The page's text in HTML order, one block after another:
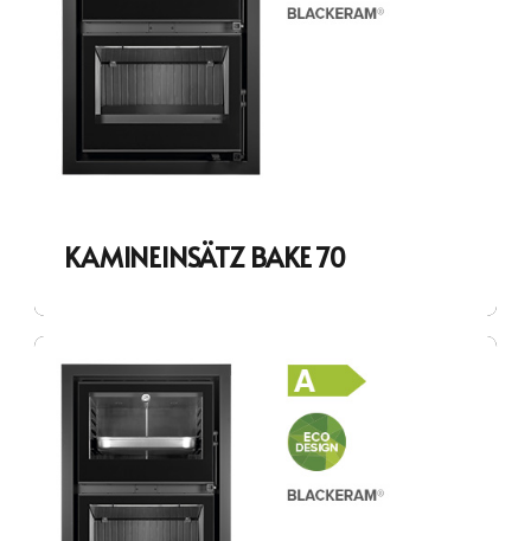
KAMINEINSÄTZ BAKE 70